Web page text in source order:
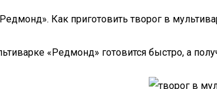
Как приготовить творог в
«Редмонд» готовится быстро, а